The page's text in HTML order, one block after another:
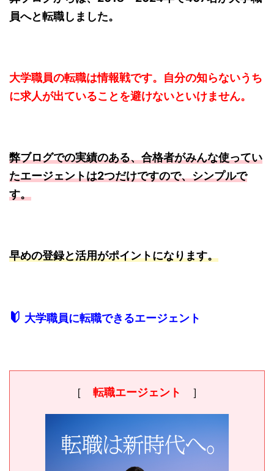
員へと転職しました。
大学職員の転職は情報戦です。自分の知らないうち
に求人が出ていることを避けないといけません。
弊ブログでの実績のある、合格者がみんな使ってい
たエージェントは2つだけですので、シンプルで
す。
早めの登録と活用がポイントになります。
大学職員に転職できるエージェント
［ 転職エージェント ］